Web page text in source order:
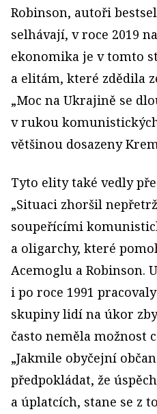
Robinson, autoři
selhávají, v roce 2019
ekonomika je v tomto
a elitám, které zdědila
„Moc na Ukrajině se
v rukou
většinou dosazeny
Tyto elity také vedly
„Situaci zhoršil
soupeřícími
a oligarchy, které
Acemoglu a Robinson.
i po roce 1991
skupiny lidí na úkor
často neměla možnost
„Jakmile obyčejní
předpokládat, že
a úplatcích, stane se z